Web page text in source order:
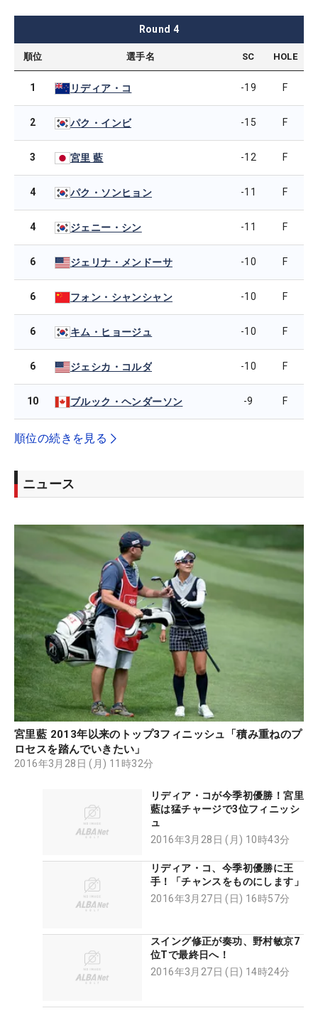
Round 4
順位 選手名 SC HOLE
1 リディア・コ -19 F
2 パク・インビ -15 F
3 宮里 藍 -12 F
4 パク・ソンヒョン -11 F
4 ジェニー・シン -11 F
6 ジェリナ・メンドーサ -10 F
6 フォン・シャンシャン -10 F
6 キム・ヒョージュ -10 F
6 ジェシカ・コルダ -10 F
10 ブルック・ヘンダーソン -9 F
順位の続きを見る
ニュース
宮里藍 2013年以来のトップ3フィニッシュ「積み重ねのプ
ロセスを踏んでいきたい」
2016年3月28日 (月) 11時32分
リディア・コが今季初優勝！宮里
藍は猛チャージで3位フィニッシ
ュ
2016年3月28日 (月) 10時43分
リディア・コ、今季初優勝に王
手！「チャンスをものにします」
2016年3月27日 (日) 16時57分
スイング修正が奏功、野村敏京7
位Tで最終日へ！
2016年3月27日 (日) 14時24分